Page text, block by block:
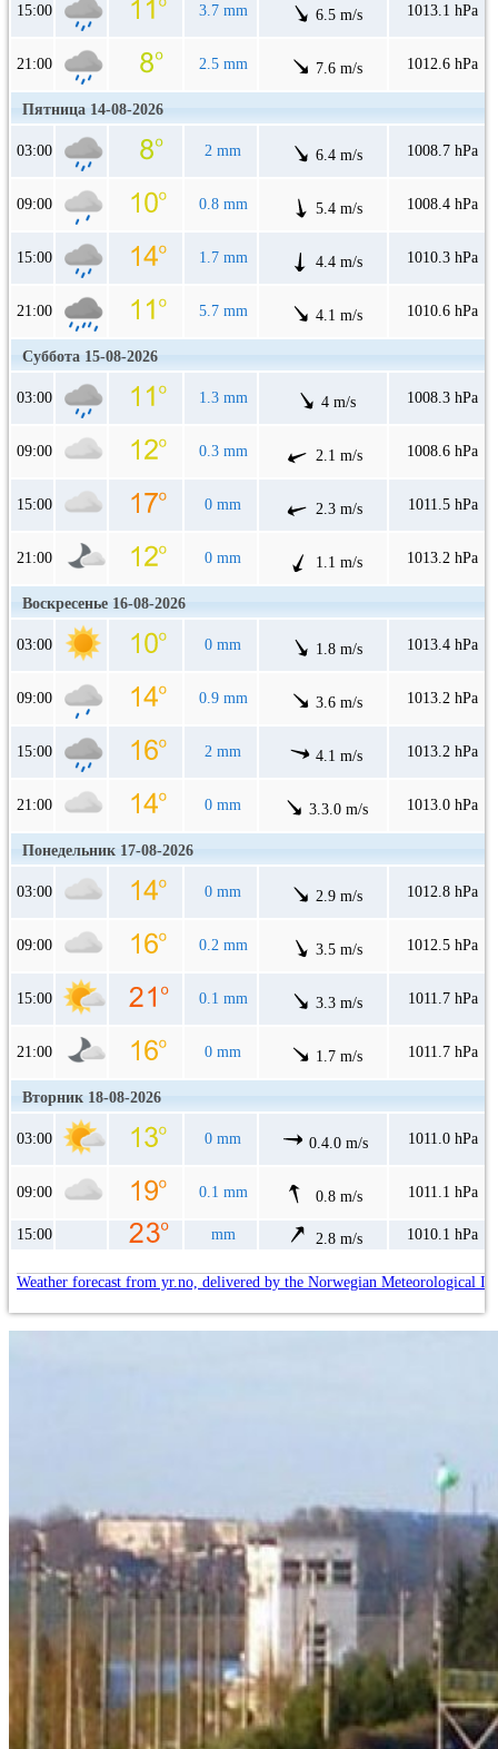
15:00 3.7 mm 6.5 m/s 1013.1 hPa
21:00 2.5 mm 7.6 m/s 1012.6 hPa
Пятница 14-08-2026
03:00 2 mm 6.4 m/s 1008.7 hPa
09:00 0.8 mm 5.4 m/s 1008.4 hPa
15:00 1.7 mm 4.4 m/s 1010.3 hPa
21:00 5.7 mm 4.1 m/s 1010.6 hPa
Суббота 15-08-2026
03:00 1.3 mm 4 m/s 1008.3 hPa
09:00 0.3 mm 2.1 m/s 1008.6 hPa
15:00 0 mm 2.3 m/s 1011.5 hPa
21:00 0 mm 1.1 m/s 1013.2 hPa
Воскресенье 16-08-2026
03:00 0 mm 1.8 m/s 1013.4 hPa
09:00 0.9 mm 3.6 m/s 1013.2 hPa
15:00 2 mm 4.1 m/s 1013.2 hPa
21:00 0 mm 3.3.0 m/s 1013.0 hPa
Понедельник 17-08-2026
03:00 0 mm 2.9 m/s 1012.8 hPa
09:00 0.2 mm 3.5 m/s 1012.5 hPa
15:00 0.1 mm 3.3 m/s 1011.7 hPa
21:00 0 mm 1.7 m/s 1011.7 hPa
Вторник 18-08-2026
03:00 0 mm 0.4.0 m/s 1011.0 hPa
09:00 0.1 mm 0.8 m/s 1011.1 hPa
15:00 mm 2.8 m/s 1010.1 hPa
Weather forecast from yr.no, delivered by the Norwegian Meteorological